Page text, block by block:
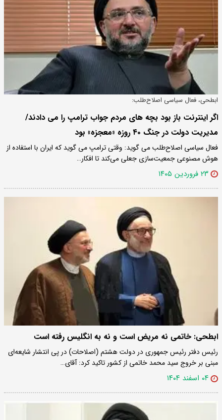
ابطحی، فعال سیاسی اصلاح‌طلب:
اگر اینترنت باز بود بچه های مردم جواب ترامپ را می دادند/
مدیریت دولت در جنگ ۴۰ روزه «معجزه» بود
فعال سیاسی اصلاح‌طلب می گوید: وقتی ترامپ می گوید که ایران با استفاده از
هوش مصنوعی جمعیت‌سازی جعلی می‌کند تا افکار…
۲۳ فروردین ۱۴۰۵
ابطحی: خاتمی نه مریض است و نه به انگلیس رفته است
رئیس دفتر رئیس جمهوری در دولت هشتم (اصلاحات) در پی انتشار شایعه‌ای
مبنی بر خروج سید محمد خاتمی از کشور تاکید کرد: آقای…
۰۴ اسفند ۱۴۰۴